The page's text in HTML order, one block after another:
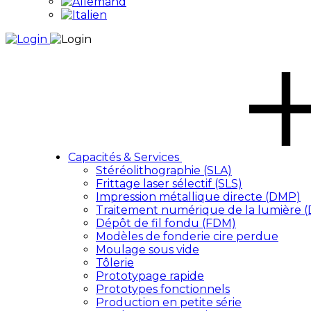
Capacités & Services
Stéréolithographie (SLA)
Frittage laser sélectif (SLS)
Impression métallique directe (DMP)
Traitement numérique de la lumière
Dépôt de fil fondu (FDM)
Modèles de fonderie cire perdue
Moulage sous vide
Tôlerie
Prototypage rapide
Prototypes fonctionnels
Production en petite série